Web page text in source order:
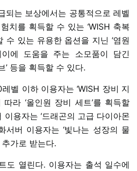
되는 보상에서는 공통적으로 레벨
치를 획득할 수 있는 ‘WISH 축복
수 있는 유용한 옵션을 지닌 ‘염원
에 도움을 주는 소모품이 담긴
’ 등을 획득할 수 있다.
벨 이하 이용자는 ‘WISH 장비 지
따라 ‘올인원 장비 세트’를 획득할
용자는 ‘드래곤의 고급 다이아몬
서버 이용자는 ‘빛나는 성장의 물
가로 받는다.
도 열린다. 이용자는 출석 일수에